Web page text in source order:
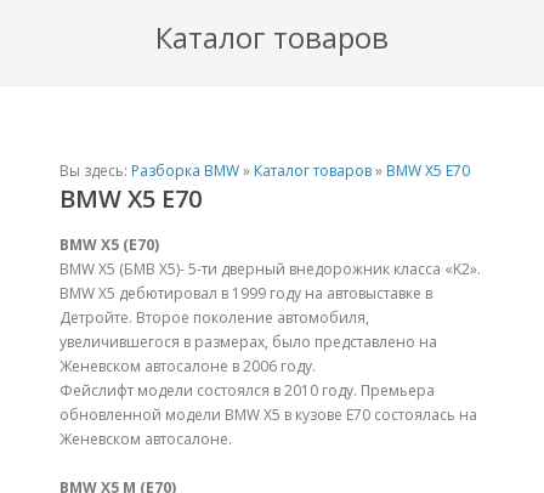
Каталог товаров
Вы здесь: Разборка BMW» Каталог товаров» BMW X5 E70
BMW X5 E70
BMW X5 (E70)
BMW X5 (БМВ Х5)- 5-ти дверный внедорожник класса «K2».
BMW X5 дебютировал в 1999 году на автовыставке в
Детройте. Второе поколение автомобиля,
увеличившегося в размерах, было представлено на
Женевском автосалоне в 2006 году.
Фейслифт модели состоялся в 2010 году. Премьера
обновленной модели BMW X5 в кузове E70 состоялась на
Женевском автосалоне.
BMW X5 M (E70)